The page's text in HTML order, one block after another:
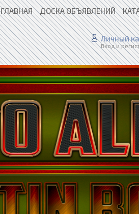
ГЛАВНАЯ ДОСКА ОБЪЯВЛЕНИЙ
Личный
Вход и